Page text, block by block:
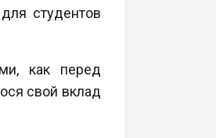
студентов
как перед
свой вклад